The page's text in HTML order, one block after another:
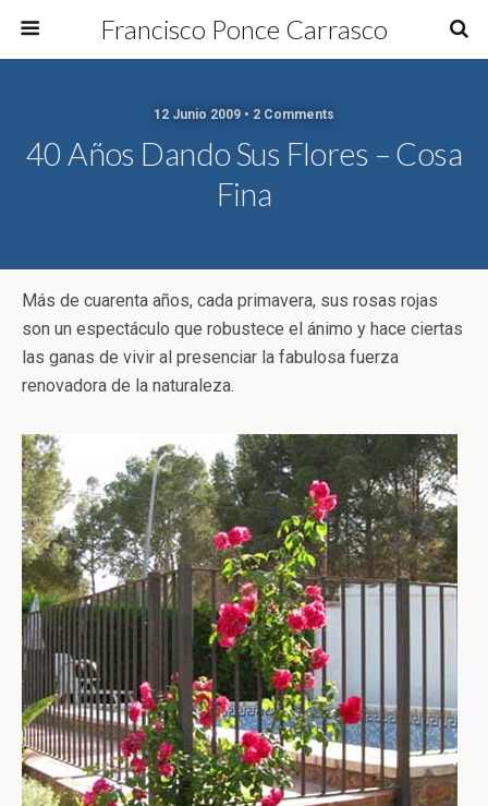
Francisco Ponce Carrasco
12 Junio 2009 • 2 Comments
40 Años Dando Sus Flores – Cosa
Fina
Más de cuarenta años, cada primavera, sus rosas rojas
son un espectáculo que robustece el ánimo y hace ciertas
las ganas de vivir al presenciar la fabulosa fuerza
renovadora de la naturaleza.